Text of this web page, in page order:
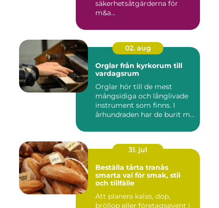
säkerhetsåtgärderna för
m&a...
02. aug
Orglar från kyrkorum till
vardagsrum
Orglar hör till de mest
mångsidiga och långlivade
instrument som finns. I
århundraden har de burit m...
31. jul
Beställa tårta tranås
smarta val för smak, stil
och tillfälle
Att planera kalas, dop,
bröllop eller företagsevent i